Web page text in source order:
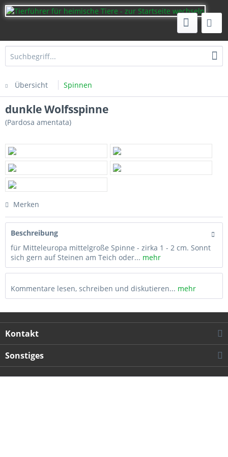
Übersicht Spinnen
dunkle Wolfsspinne
(Pardosa amentata)
Merken
Beschreibung
für Mitteleuropa mittelgroße Spinne - zirka 1 - 2 cm. Sonnt
sich gern auf Steinen am Teich oder... mehr
Kommentare lesen, schreiben und diskutieren... mehr
Kontakt
Sonstiges